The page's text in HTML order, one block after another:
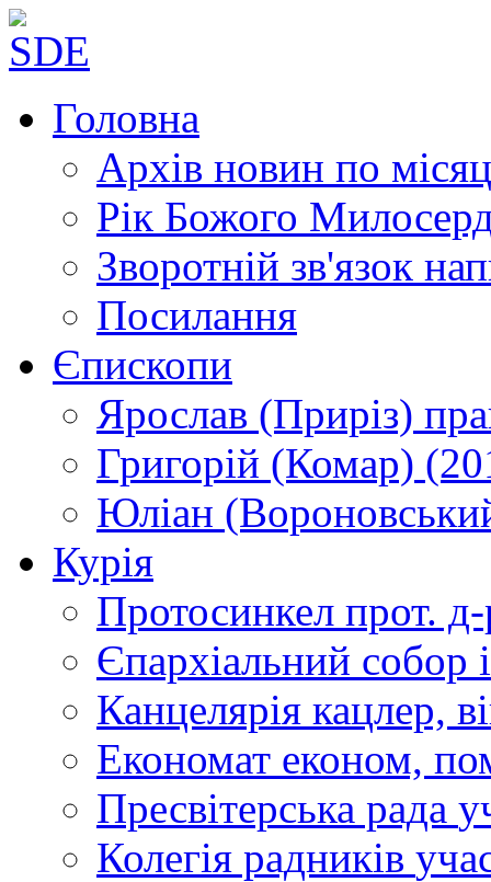
Головна
Архів новин по
Рік Божого
Зворотній зв'язок
Посилання
Єпископи
Ярослав (Приріз)
Григорій (Комар)
Юліан
Курія
Протосинкел прот.
Єпархіальний собор
Канцелярія кацлер,
Економат економ,
Пресвітерська рада
Колегія радників